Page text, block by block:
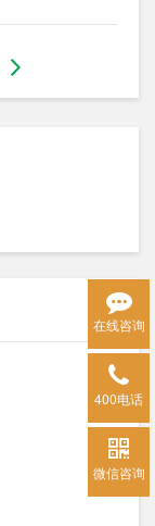
在线咨询
400电话
微信咨询